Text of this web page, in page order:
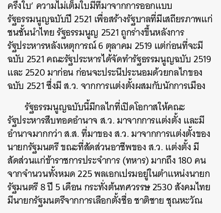
ครึ่งใบ’ ความไม่เต็มใบมีที่มาจากการออกแบบ
รัฐธรรมนูญฉบับปี 2521 เพื่อสร้างรัฐบาลที่มีเสถียรภาพแก่
ชนชั้นนำไทย รัฐธรรมนูญ 2521 ถูกร่างขึ้นหลังการ
รัฐประหารหลังเหตุการณ์ 6 ตุลาคม 2519 แต่ก่อนที่จะมี
ฉบับ 2521 คณะรัฐประหารได้จัดทำรัฐธรรมนูญฉบับ 2519
และ 2520 มาก่อน ก่อนจะประนีประนอมด้วยกลไกของ
ฉบับ 2521 ซึ่งมี ส.ว. จากการแต่งตั้งผสมกับนักการเมือง
รัฐธรรมนูญฉบับนี้มีกลไกที่เปิดโอกาสให้คณะ
รัฐประหารสืบทอดอำนาจ ส.ว. มาจากการแต่งตั้ง และมี
อำนาจมากกว่า ส.ส. ที่มาของ ส.ว. มาจากการแต่งตั้งของ
นายกรัฐมนตรี ขณะที่สัดส่วนอาชีพของ ส.ว. ​แต่งตั้ง มี
สัดส่วนแก่ข้าราชการประจำการ (ทหาร) มากถึง 180 คน
จากจำนวนทั้งหมด 225 พลเอกเปรมอยู่ในตำแหน่งนายก
รัฐมนตรี 8 ปี 5 เดือน กระทั่งต้นทศวรรษ 2530 สังคมไทย
มีนายกรัฐมนตรีจากการเลือกตั้งชื่อ ชาติชาย ชุณหะวัณ